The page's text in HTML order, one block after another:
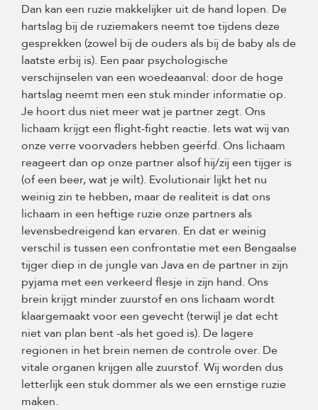
Dan kan een ruzie makkelijker uit de hand lopen. De
hartslag bij de ruziemakers neemt toe tijdens deze
gesprekken (zowel bij de ouders als bij de baby als de
laatste erbij is). Een paar psychologische
verschijnselen van een woedeaanval: door de hoge
hartslag neemt men een stuk minder informatie op.
Je hoort dus niet meer wat je partner zegt. Ons
lichaam krijgt een flight-fight reactie. Iets wat wij van
onze verre voorvaders hebben geërfd. Ons lichaam
reageert dan op onze partner alsof hij/zij een tijger is
(of een beer, wat je wilt). Evolutionair lijkt het nu
weinig zin te hebben, maar de realiteit is dat ons
lichaam in een heftige ruzie onze partners als
levensbedreigend kan ervaren. En dat er weinig
verschil is tussen een confrontatie met een Bengaalse
tijger diep in de jungle van Java en de partner in zijn
pyjama met een verkeerd flesje in zijn hand. Ons
brein krijgt minder zuurstof en ons lichaam wordt
klaargemaakt voor een gevecht (terwijl je dat echt
niet van plan bent -als het goed is). De lagere
regionen in het brein nemen de controle over. De
vitale organen krijgen alle zuurstof. Wij worden dus
letterlijk een stuk dommer als we een ernstige ruzie
maken.